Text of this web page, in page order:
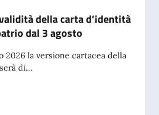
della carta d’identità
dal 3 agosto
2026 la versione cartacea della
di...